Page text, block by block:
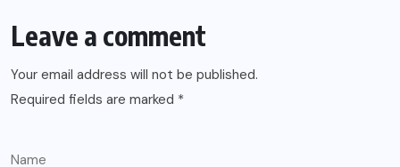
Leave a comment
Your email address will not be published.
Required fields are marked *